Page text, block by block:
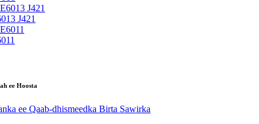
J421
ee Hoosta